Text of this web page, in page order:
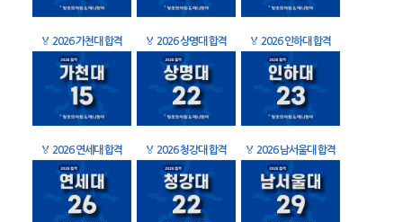
🏅 2026 가천대 합격 🏅 2026 상명대 합격 🏅 2026 인하대 합격
🏅 2026 연세대 합격 🏅 2026 청강대 합격 🏅 2026 남서울대 합격